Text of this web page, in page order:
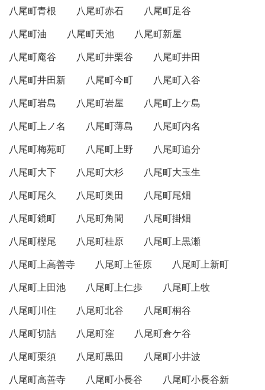
八尾町青根 八尾町赤石
八尾町足谷
八尾町油
八尾町天池
八尾町新屋
八尾町庵谷
八尾町井栗谷
八尾町井田
八尾町井田新
八尾町今町
八尾町入谷
八尾町岩島
八尾町岩屋
八尾町上ケ島
八尾町上ノ名
八尾町薄島
八尾町内名
八尾町梅苑町
八尾町上野
八尾町追分
八尾町大下
八尾町大杉
八尾町大玉生
八尾町尾久
八尾町奥田
八尾町尾畑
八尾町鏡町
八尾町角間
八尾町掛畑
八尾町樫尾
八尾町桂原
八尾町上黒瀬
八尾町上高善寺
八尾町上笹原
八尾町上新町
八尾町上田池
八尾町上仁歩
八尾町上牧
八尾町川住
八尾町北谷
八尾町桐谷
八尾町切詰
八尾町窪
八尾町倉ケ谷
八尾町栗須
八尾町黒田
八尾町小井波
八尾町高善寺
八尾町小長谷
八尾町小長谷新